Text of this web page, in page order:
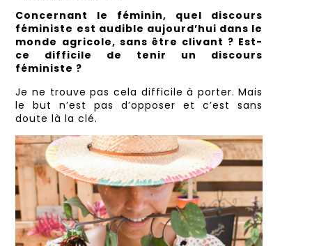
Concernant le féminin, quel discours
féministe est audible aujourd’hui dans le
monde agricole, sans être clivant ? Est-
ce difficile de tenir un discours
féministe ?
Je ne trouve pas cela difficile à porter. Mais
le but n’est pas d’opposer et c’est sans
doute là la clé.